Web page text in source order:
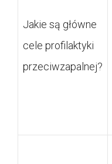
Jakie są główne
cele profilaktyki
przeciwzapalnej?